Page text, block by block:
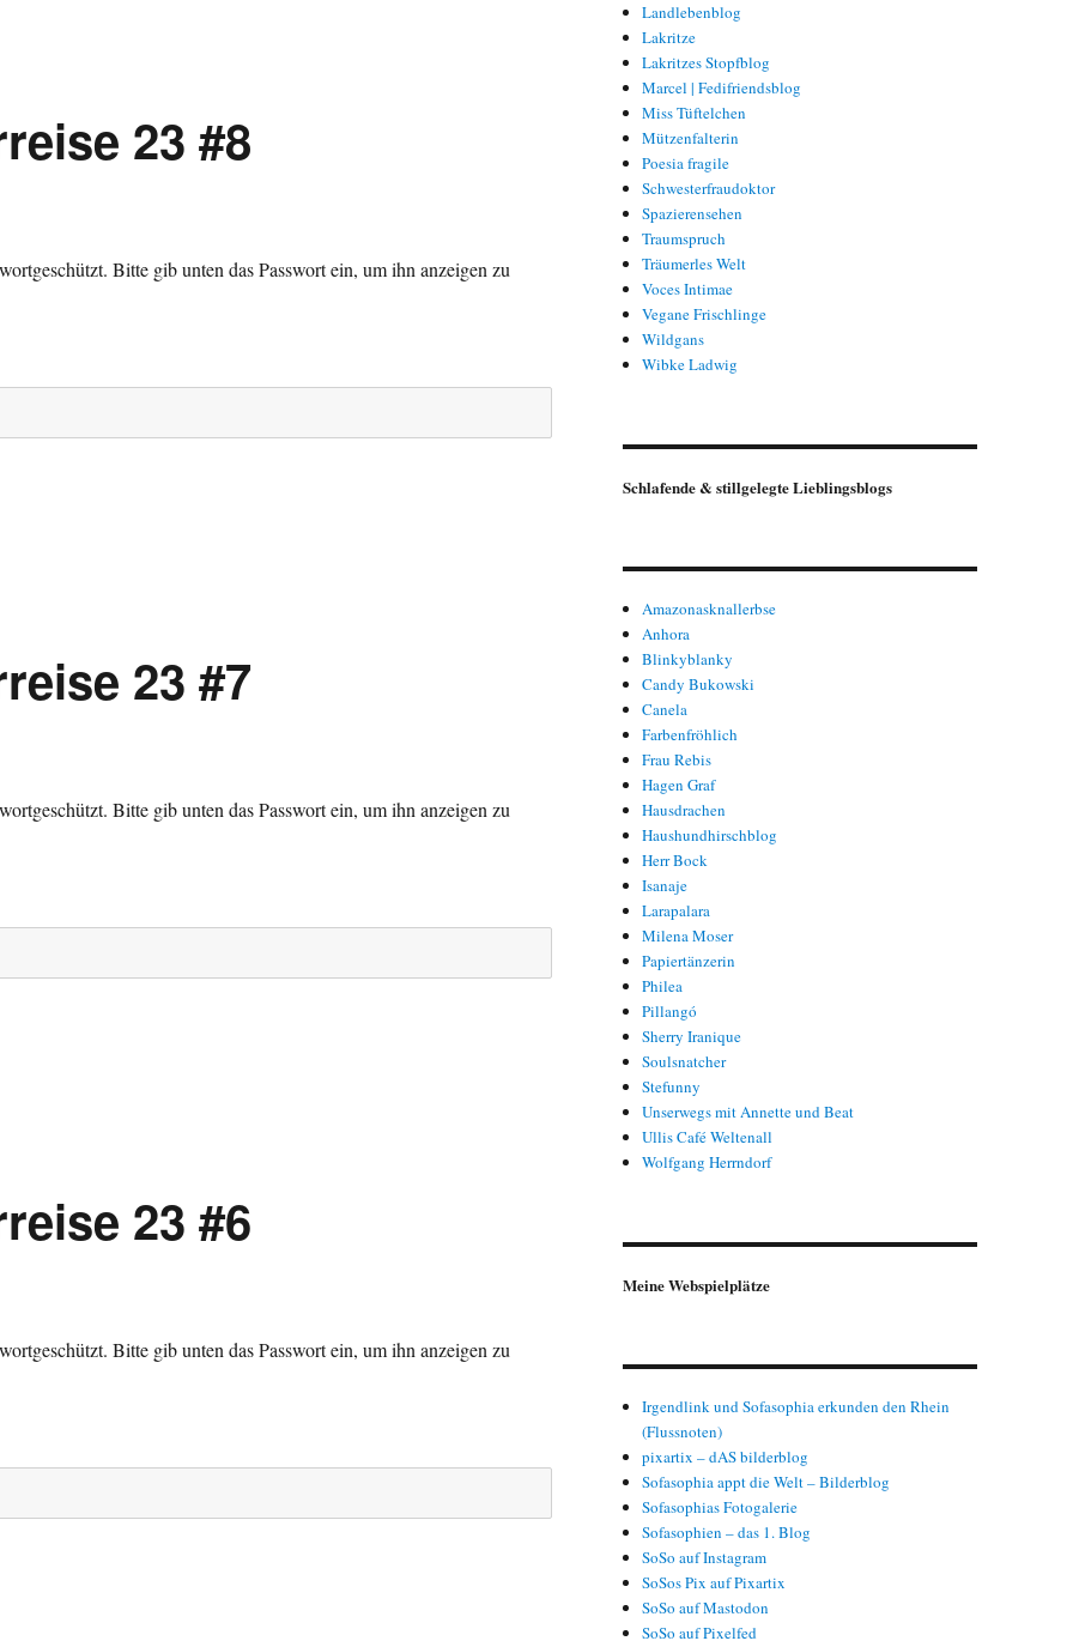
23 #8
Bitte gib unten das Passwort ein, um ihn anzeigen zu
23 #7
Bitte gib unten das Passwort ein, um ihn anzeigen zu
23 #6
Bitte gib unten das Passwort ein, um ihn anzeigen zu
Landlebenblog
Lakritze
Lakritzes Stopfblog
Marcel | Fedifriendsblog
Miss Tüftelchen
Mützenfalterin
Poesia fragile
Schwesterfraudoktor
Spazierensehen
Traumspruch
Träumerles Welt
Voces Intimae
Vegane Frischlinge
Wildgans
Wibke Ladwig
Schlafende & stillgelegte Lieblingsblogs
Amazonasknallerbse
Anhora
Blinkyblanky
Candy Bukowski
Canela
Farbenfröhlich
Frau Rebis
Hagen Graf
Hausdrachen
Haushundhirschblog
Herr Bock
Isanaje
Larapalara
Milena Moser
Papiertänzerin
Philea
Pillangó
Sherry Iranique
Soulsnatcher
Stefunny
Unserwegs mit Annette und Beat
Ullis Café Weltenall
Wolfgang Herrndorf
Meine Webspielplätze
Irgendlink und Sofasophia erkunden den Rhein
(Flussnoten)
pixartix – dAS bilderblog
Sofasophia appt die Welt – Bilderblog
Sofasophias Fotogalerie
Sofasophien – das 1. Blog
SoSo auf Instagram
SoSos Pix auf Pixartix
SoSo auf Mastodon
SoSo auf Pixelfed